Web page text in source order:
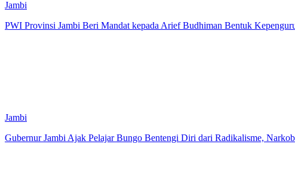
Jambi
PWI Provinsi Jambi Beri Mandat kepada Arief Budhiman Bentuk
Jambi
Gubernur Jambi Ajak Pelajar Bungo Bentengi Diri dari Radikalisme,